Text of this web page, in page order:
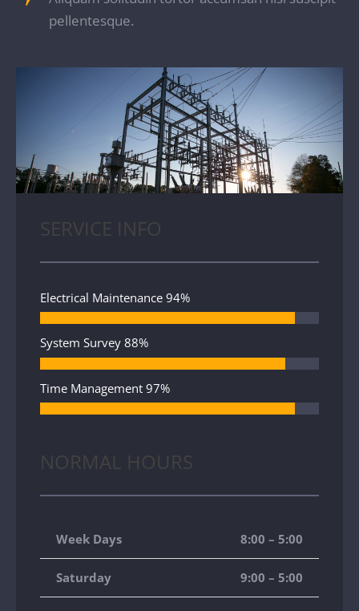
pellentesque.
SERVICE INFO
Electrical Maintenance 94%
System Survey 88%
Time Management 97%
NORMAL HOURS
Week Days 8:00 – 5:00
Saturday 9:00 – 5:00